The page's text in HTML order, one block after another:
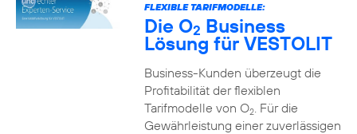
FLEXIBLE TARIFMODELLE:
Die O2 Business
Lösung für VESTOLIT
Business-Kunden überzeugt die
Profitabilität der flexiblen
Tarifmodelle von O2. Für die
Gewährleistung einer zuverlässigen